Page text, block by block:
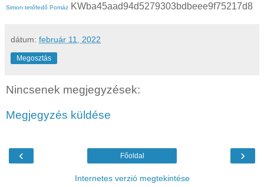
Simon tetőfedő Pomáz KWba45aad94d5279303bdbeee9f75217d8
dátum: február 11, 2022
Megosztás
Nincsenek megjegyzések:
Megjegyzés küldése
‹ ›
Főoldal
Internetes verzió megtekintése